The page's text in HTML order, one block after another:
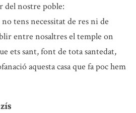
del nostre poble:
tens necessitat de res ni de
entre nosaltres el temple on
ets sant, font de tota santedat,
aquesta casa que fa poc hem